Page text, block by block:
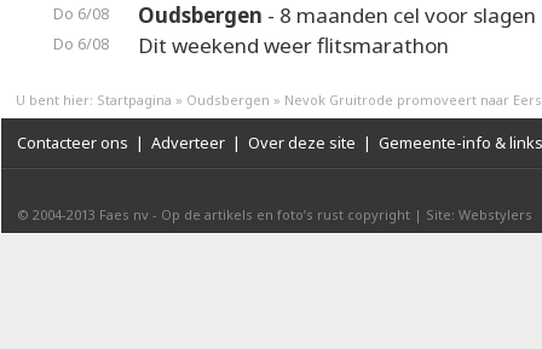
Do 6/08 Oudsbergen - 8 maanden cel voor
Do 6/08 Dit weekend weer flitsmarathon
U bent hier: Startpagina » Oudsbergen » Nevok Gruitrode promoveert naar
Contacteer ons | Adverteer | Over deze site | Gemeente-info & links
© 2004-2013 Faes nv - Op de artikels en foto’s rust copyright | Site: Webstylers